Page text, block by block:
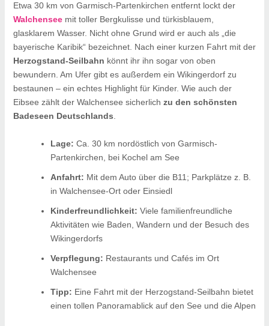
Etwa 30 km von Garmisch-Partenkirchen entfernt lockt der
Walchenseemit toller Bergkulisse und türkisblauem,
glasklarem Wasser. Nicht ohne Grund wird er auch als „die
bayerische Karibik“ bezeichnet. Nach einer kurzen Fahrt mit der
Herzogstand-Seilbahn könnt ihr ihn sogar von oben
bewundern. Am Ufer gibt es außerdem ein Wikingerdorf zu
bestaunen – ein echtes Highlight für Kinder. Wie auch der
Eibsee zählt der Walchensee sicherlich zu den schönsten
Badeseen Deutschlands.
Lage: Ca. 30 km nordöstlich von Garmisch-
Partenkirchen, bei Kochel am See
Anfahrt: Mit dem Auto über die B11; Parkplätze z. B.
in Walchensee-Ort oder Einsiedl
Kinderfreundlichkeit: Viele familienfreundliche
Aktivitäten wie Baden, Wandern und der Besuch des
Wikingerdorfs
Verpflegung: Restaurants und Cafés im Ort
Walchensee
Tipp: Eine Fahrt mit der Herzogstand-Seilbahn bietet
einen tollen Panoramablick auf den See und die Alpen